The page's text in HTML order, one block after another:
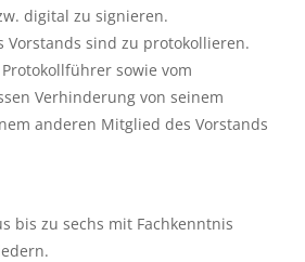
digital zu signieren.
Vorstands sind zu protokollieren.
sowie vom
Verhinderung von seinem
anderen Mitglied des Vorstands
bis zu sechs mit Fachkenntnis